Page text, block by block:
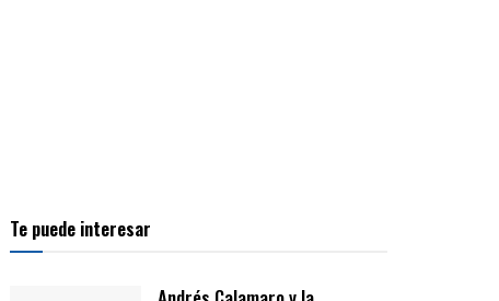
Te puede interesar